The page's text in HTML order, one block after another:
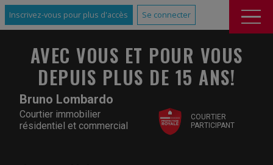
Inscrivez-vous pour plus d'accès Se connecter
Bruno Lombardo
Courtier immobilier
résidentiel et commercial
COURTIER
PARTICIPANT
AVEC VOUS ET POUR VOUS
DEPUIS PLUS DE 15 ANS!